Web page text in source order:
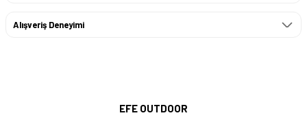
Alışveriş Deneyimi
EFE OUTDOOR